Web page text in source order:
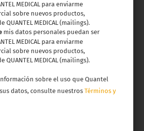
MEDICAL para enviarme
sobre nuevos productos,
QUANTEL MEDICAL (mailings).
mis datos personales puedan ser
MEDICAL para enviarme
sobre nuevos productos,
QUANTEL MEDICAL (mailings).
sobre el uso que Quantel
datos, consulte nuestrosTérminos y